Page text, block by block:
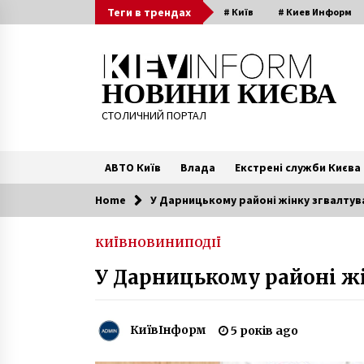
to
Теги в трендах # Київ # Киев Информ
НОВИНИ КИЄВА
СТОЛИЧНИЙ ПОРТАЛ
АВТО Київ Влада Екстрені служби Києва
Читають зараз
для всіх українців
5 років ago
У Києві вночі горів будинок
Home У Дарницькому районі жінку
КИЇВНОВИНИПОДІЇ
У Дарницькому районі
КиївІнформ 5 років ago